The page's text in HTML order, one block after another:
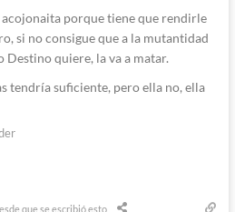
acojonaita porque tiene que rendirle
si no consigue que a la mutantidad
Destino quiere, la va a matar.
tendría suficiente, pero ella no, ella
que se escribió esto